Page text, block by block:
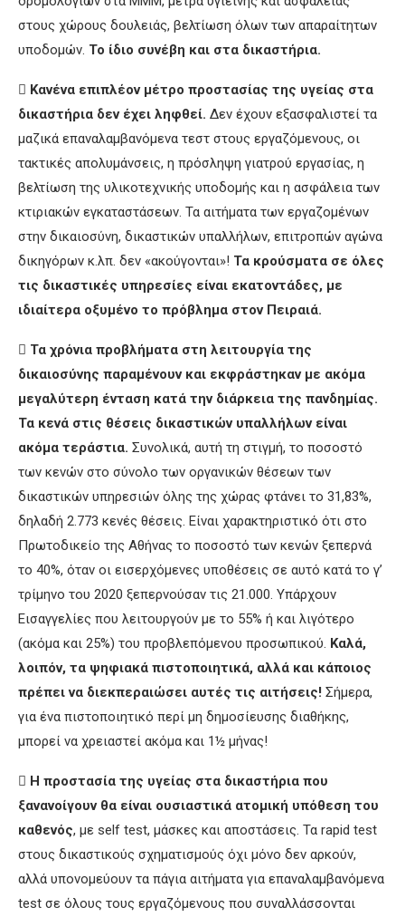
στους χώρους δουλειάς, βελτίωση όλων των απαραίτητων
υποδομών. Το ίδιο συνέβη και στα δικαστήρια.
 Κανένα επιπλέον μέτρο προστασίας της υγείας στα
δικαστήρια δεν έχει ληφθεί. Δεν έχουν εξασφαλιστεί τα
μαζικά επαναλαμβανόμενα τεστ στους εργαζόμενους, οι
τακτικές απολυμάνσεις, η πρόσληψη γιατρού εργασίας, η
βελτίωση της υλικοτεχνικής υποδομής και η ασφάλεια των
κτιριακών εγκαταστάσεων. Τα αιτήματα των εργαζομένων
στην δικαιοσύνη, δικαστικών υπαλλήλων, επιτροπών αγώνα
δικηγόρων κ.λπ. δεν «ακούγονται»! Τα κρούσματα σε όλες
τις δικαστικές υπηρεσίες είναι εκατοντάδες, με
ιδιαίτερα οξυμένο το πρόβλημα στον Πειραιά.
 Τα χρόνια προβλήματα στη λειτουργία της
δικαιοσύνης παραμένουν και εκφράστηκαν με ακόμα
μεγαλύτερη ένταση κατά την διάρκεια της πανδημίας.
Τα κενά στις θέσεις δικαστικών υπαλλήλων είναι
ακόμα τεράστια. Συνολικά, αυτή τη στιγμή, το ποσοστό
των κενών στο σύνολο των οργανικών θέσεων των
δικαστικών υπηρεσιών όλης της χώρας φτάνει το 31,83%,
δηλαδή 2.773 κενές θέσεις. Είναι χαρακτηριστικό ότι στο
Πρωτοδικείο της Αθήνας το ποσοστό των κενών ξεπερνά
το 40%, όταν οι εισερχόμενες υποθέσεις σε αυτό κατά το γ’
τρίμηνο του 2020 ξεπερνούσαν τις 21.000. Υπάρχουν
Εισαγγελίες που λειτουργούν με το 55% ή και λιγότερο
(ακόμα και 25%) του προβλεπόμενου προσωπικού. Καλά,
λοιπόν, τα ψηφιακά πιστοποιητικά, αλλά και κάποιος
πρέπει να διεκπεραιώσει αυτές τις αιτήσεις! Σήμερα,
για ένα πιστοποιητικό περί μη δημοσίευσης διαθήκης,
μπορεί να χρειαστεί ακόμα και 1½ μήνας!
 Η προστασία της υγείας στα δικαστήρια που
ξανανοίγουν θα είναι ουσιαστικά ατομική υπόθεση του
καθενός, με self test, μάσκες και αποστάσεις. Τα rapid test
στους δικαστικούς σχηματισμούς όχι μόνο δεν αρκούν,
αλλά υπονομεύουν τα πάγια αιτήματα για επαναλαμβανόμενα
test σε όλους τους εργαζόμενους που συναλλάσσονται